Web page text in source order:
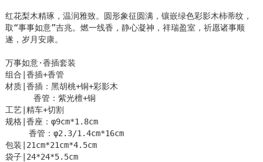
红花梨木精琢，温润雅致。圆形象征圆满，镶嵌绿色彩影木柿蒂纹，
取“事事如意”吉兆。燃一线香，静心凝神，祥瑞盈室，祈愿诸事顺
遂，岁月安康。
万事如意·香插套装
组合|香插+香管
材质|香插：黑胡桃+铜+彩影木
      香管：紫光檀+铜
工艺|精车+切割
规格|香座：φ9cm*1.8cm
     香管：φ2.3/1.4cm*16cm
包装|21cm*21cm*4.5cm
袋子|24*24*5.5cm